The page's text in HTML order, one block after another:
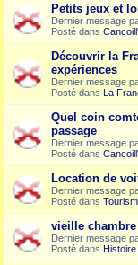
Petits jeux et
Dernier message
Posté dans
Découvrir la
expériences
Dernier message
Posté dans La
Quel coin
passage
Dernier message
Posté dans
Location de
Dernier message
Posté dans
vieille chambre
Dernier message
Posté dans Histoire